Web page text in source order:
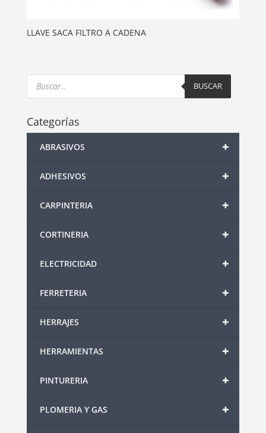
LLAVE SACA FILTRO A CADENA
Products
search BUSCAR
Categorías
+
ABRASIVOS
+
ADHESIVOS
+
CARPINTERIA
+
CORTINERIA
+
ELECTRICIDAD
+
FERRETERIA
+
HERRAJES
+
HERRAMIENTAS
+
PINTURERIA
+
PLOMERIA Y GAS